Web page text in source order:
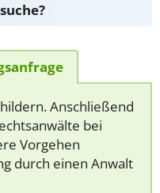
Anschließend
bei
Vorgehen
durch einen Anwalt